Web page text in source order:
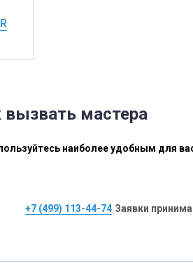
вызвать мастера
наиболее удобным для
+7 (499) 113-44-74 Заявки